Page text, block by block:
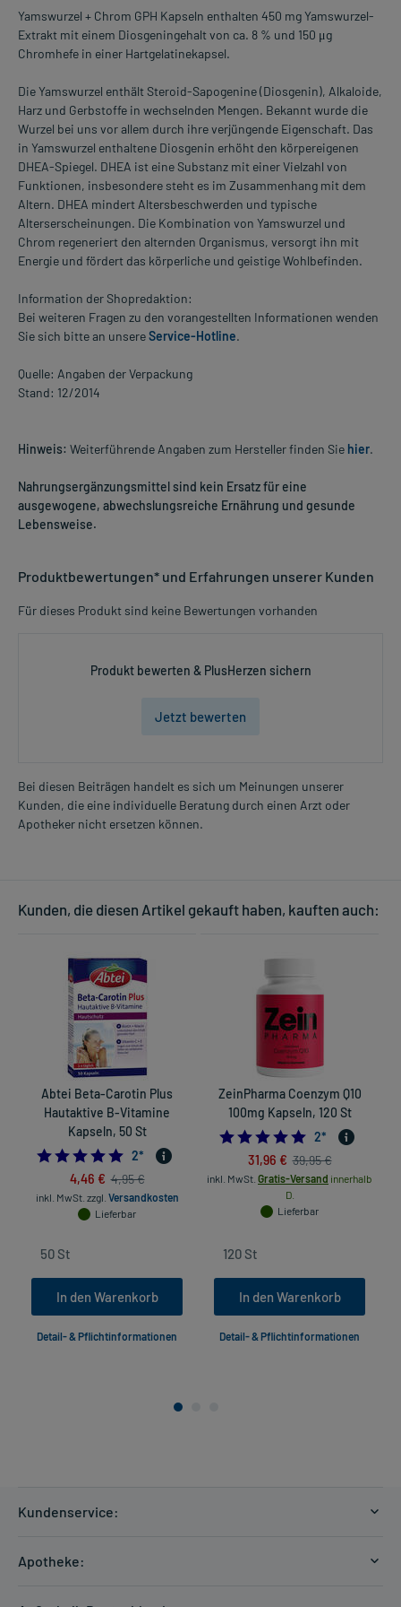
Yamswurzel + Chrom GPH Kapseln enthalten 450 mg Yamswurzel-
Extrakt mit einem Diosgeningehalt von ca. 8 % und 150 μg
Chromhefe in einer Hartgelatinekapsel.
Die Yamswurzel enthält Steroid-Sapogenine (Diosgenin), Alkaloide,
Harz und Gerbstoffe in wechselnden Mengen. Bekannt wurde die
Wurzel bei uns vor allem durch ihre verjüngende Eigenschaft. Das
in Yamswurzel enthaltene Diosgenin erhöht den körpereigenen
DHEA-Spiegel. DHEA ist eine Substanz mit einer Vielzahl von
Funktionen, insbesondere steht es im Zusammenhang mit dem
Altern. DHEA mindert Altersbeschwerden und typische
Alterserscheinungen. Die Kombination von Yamswurzel und
Chrom regeneriert den alternden Organismus, versorgt ihn mit
Energie und fördert das körperliche und geistige Wohlbefinden.
Information der Shopredaktion:
Bei weiteren Fragen zu den vorangestellten Informationen wenden
Sie sich bitte an unsereService-Hotline.
Quelle: Angaben der Verpackung
Stand: 12/2014
Hinweis: Weiterführende Angaben zum Hersteller finden Sie hier.
Nahrungsergänzungsmittel sind kein Ersatz für eine
ausgewogene, abwechslungsreiche Ernährung und gesunde
Lebensweise.
Produktbewertungen* und Erfahrungen unserer Kunden
Für dieses Produkt sind keine Bewertungen vorhanden
Produkt bewerten & PlusHerzen sichern
Jetzt bewerten
Bei diesen Beiträgen handelt es sich um Meinungen unserer
Kunden, die eine individuelle Beratung durch einen Arzt oder
Apotheker nicht ersetzen können.
Kunden, die diesen Artikel gekauft haben, kauften auch:
Abtei Beta-Carotin Plus
Hautaktive B-Vitamine
Kapseln, 50 St
5.0
2*
4,46 € 4,95 €
inkl. MwSt. zzgl. Versandkosten
Lieferbar
In den Warenkorb
Detail- & Pflichtinformationen
ZeinPharma Coenzym Q10
100mg Kapseln, 120 St
5.0
2*
31,96 € 39,95 €
inkl. MwSt. Gratis-Versand innerhalb
D.
Lieferbar
In den Warenkorb
Detail- & Pflichtinformationen
Kundenservice:
Apotheke: